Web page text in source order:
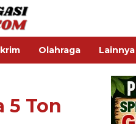
Olahraga Lainnya
5 Ton